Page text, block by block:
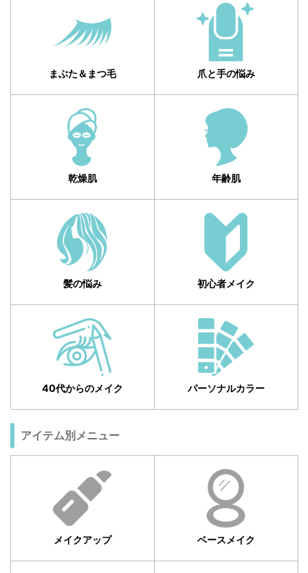
まぶた＆まつ毛 爪と手の悩み
乾燥肌 年齢肌
髪の悩み 初心者メイク
40代からのメイク パーソナルカラー
アイテム別メニュー
メイクアップ ベースメイク